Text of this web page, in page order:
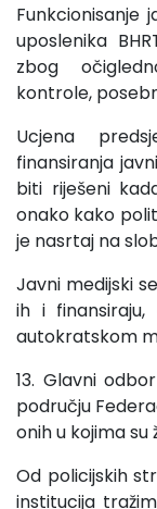
Funkcionisanje
uposlenika
zbog
kontrole,
Ucjena
finansiranja
biti riješeni
onako kako
je nasrtaj na
Javni medijski
ih i
autokratskom
13. Glavni
području
onih u kojima su
Od policijskih
institucija